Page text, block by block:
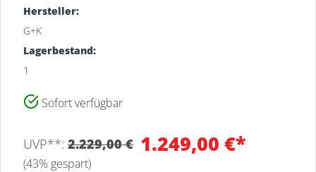
1.249,00 €*
UVP**: 2.229,00 €
(43% gespart)
Sofort verfügbar
MEYERHOFF-Lager
Osterholz-Scharmbeck
Lagerbestand:
1
Hersteller:
G+K